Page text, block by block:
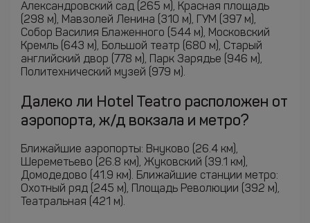
Александровский сад (265 м), Красная площадь
(298 м), Мавзолей Ленина (310 м), ГУМ (397 м),
Собор Василия Блаженного (544 м), Московский
Кремль (643 м), Большой театр (680 м), Старый
английский двор (778 м), Парк Зарядье (946 м),
Политехнический музей (979 м).
Далеко ли Hotel Teatro расположен от
аэропорта, ж/д вокзала и метро?
Ближайшие аэропорты: Внуково (26.4 км),
Шереметьево (26.8 км), Жуковский (39.1 км),
Домодедово (41.9 км). Ближайшие станции метро:
Охотный ряд (245 м), Площадь Революции (392 м),
Театральная (421 м).